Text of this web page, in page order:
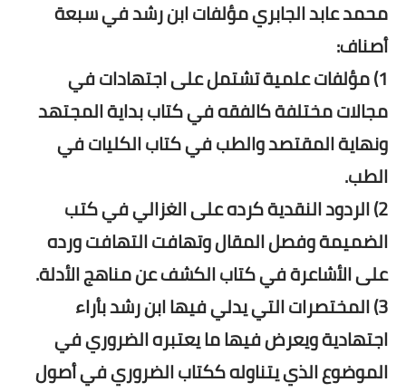
محمد عابد الجابري مؤلفات ابن رشد في سبعة
أصناف:
1) مؤلفات علمية تشتمل على اجتهادات في
مجالات مختلفة كالفقه في كتاب بداية المجتهد
ونهاية المقتصد والطب في كتاب الكليات في
الطب.
2) الردود النقدية كرده على الغزالي في كتب
الضميمة وفصل المقال وتهافت التهافت ورده
على الأشاعرة في كتاب الكشف عن مناهج الأدلة.
3) المختصرات التي يدلي فيها ابن رشد بأراء
اجتهادية ويعرض فيها ما يعتبره الضروري في
الموضوع الذي يتناوله ككتاب الضروري في أصول